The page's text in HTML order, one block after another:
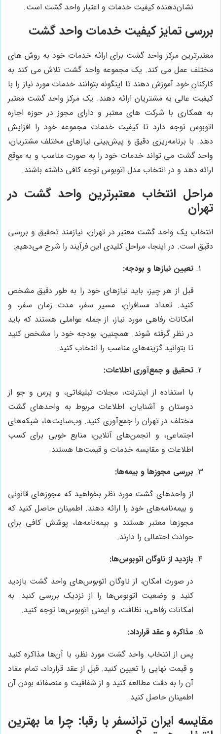
نشان‌دهنده کیفیت خدمات و اعتبار واحد گشت است.
بررسی تمایز کیفیت خدمات واحد گشت
معتبرترین مرکز واحد گشت برای ارائه خدمات خود به روش های
مختلف عمل می کند. یک مجموعه واحد گشت تلاش می کند به
کارکنان خود آموزش دهند تا اینگونه بتوانند خدمات مورد نیاز را با
کیفیت عالی به مشتریان ارائه دهند. یک مرکز واحد گشت معتبر
به همکاری با شرکت های معتبر و دارای مجوز در حوزه اجاره
اتوبوس توجه دارد تا کیفیت خدمات مجموعه خود را افزایش
دهد. با برنامه‌ریزی دقیق و پیش‌بینی نیازهای مختلف مشتریان،
واحد گشت می تواند خدمات خود را به صورت مناسب و به موقع
ارائه دهد و در انتخاب مدل اتوبوس توجه کافی داشته باشند.
مراحل انتخاب معتبرترین واحد گشت در
تهران
انتخاب یک واحد گشت معتبر در تهران، نیازمند تحقیق و بررسی
دقیق است. در اینجا، مراحل کلیدی این فرآیند را شرح می‌دهیم:
تعیین نیازها و بودجه:
قبل از هر چیز، باید نیازهای خود را به طور دقیق مشخص
کنید. تعداد مسافران، مسیر سفر، مدت زمان سفر، و
امکانات رفاهی مورد نیاز، از جمله عواملی هستند که باید
در نظر گرفته شوند. همچنین، بودجه خود را مشخص کنید
تا بتوانید گزینه‌های مناسب را انتخاب کنید.
تحقیق و جمع‌آوری اطلاعات:
با استفاده از اینترنت، مجلات تبلیغاتی، و پرس و جو از
دوستان و آشنایان، اطلاعات مربوط به واحد‌های گشت
مختلف در تهران را جمع‌آوری کنید. وب‌سایت‌ها، شبکه‌های
اجتماعی، و انجمن‌های آنلاین، منابع خوبی برای کسب
اطلاعات و مقایسه خدمات و قیمت‌ها هستند.
بررسی مجوزها و بیمه‌ها:
از واحد‌های گشت مورد نظر بخواهید که مجوزهای قانونی
و بیمه‌نامه‌های خود را ارائه دهند. اطمینان حاصل کنید که
مجوزها معتبر هستند و بیمه‌نامه‌ها، پوشش کافی برای
حوادث احتمالی را دارند.
بازدید از ناوگان اتوبوس‌ها:
در صورت امکان، از ناوگان اتوبوس‌های واحد گشت بازدید
کنید و وضعیت اتوبوس‌ها را از نزدیک بررسی کنید. به
امکانات رفاهی، نظافت، و ایمنی اتوبوس‌ها توجه کنید.
مذاکره و عقد قرارداد:
پس از انتخاب واحد گشت مورد نظر، با آن‌ها مذاکره کنید
و قیمت نهایی را تعیین کنید. قبل از عقد قرارداد، تمام مفاد
آن را به دقت مطالعه کنید و از شفافیت و منصفانه بودن آن
اطمینان حاصل کنید.
مقایسه ایران ترانسفر با رقبا: چرا ما بهترین